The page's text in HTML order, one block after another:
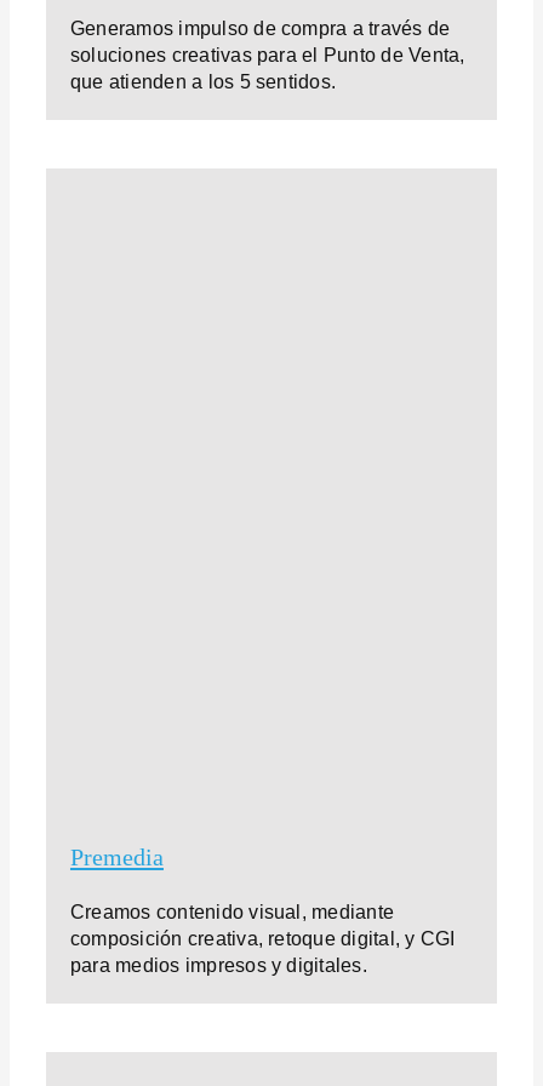
Generamos impulso de compra a través de
soluciones creativas para el Punto de Venta,
que atienden a los 5 sentidos.
Premedia
Creamos contenido visual, mediante
composición creativa, retoque digital, y CGI
para medios impresos y digitales.